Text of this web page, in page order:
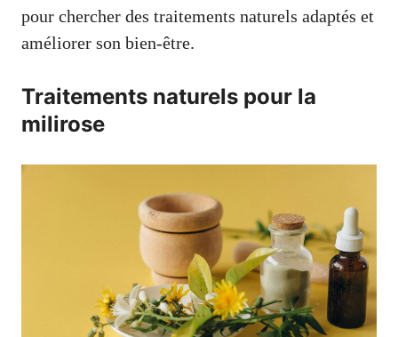
pour chercher des traitements naturels adaptés et
améliorer son bien-être.
Traitements naturels pour la
milirose